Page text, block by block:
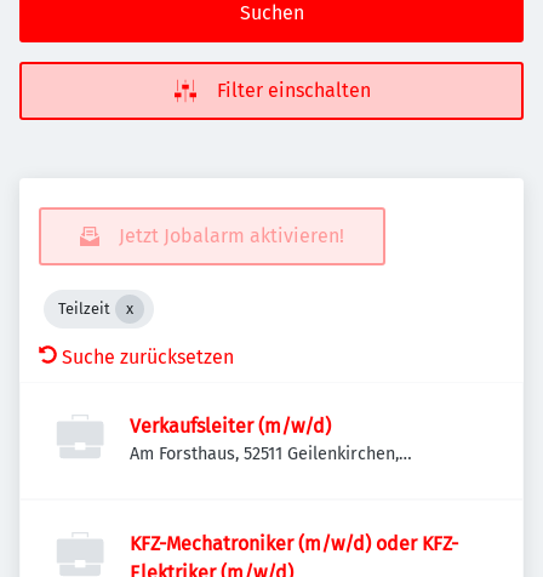
Suchen
Filter einschalten
Jetzt Jobalarm aktivieren!
Teilzeit
Suche zurücksetzen
Verkaufsleiter (m/w/d)
Am Forsthaus, 52511 Geilenkirchen,
KFZ-Mechatroniker (m/w/d) oder KFZ-